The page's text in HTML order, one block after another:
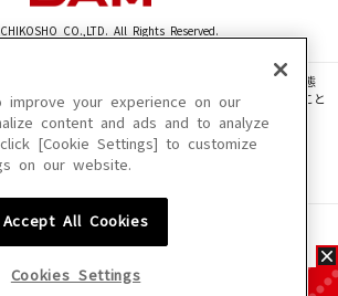
CO.,LTD. All Rights Reserved.
一切の文章・画像・写真・動画・音声等を、手段や形態
範囲を超えて無断で複製、転載、ファイル化などすること
によりご利用いただけない場合があります。
、配信内容が変更になる場合があります。
improve your experience on our
content and ads and to analyze
[Cookie Settings] to customize
on our website.
Accept All Cookies
Cookies Settings